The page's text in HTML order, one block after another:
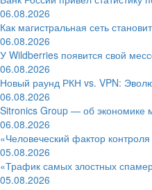
06.08.2026
Как магистральная сеть
06.08.2026
У Wildberries появится свой
06.08.2026
Новый раунд РКН vs. VPN:
06.08.2026
Sitronics Group — об экономике
06.08.2026
«Человеческий фактор
05.08.2026
«Трафик самых злостных
05.08.2026